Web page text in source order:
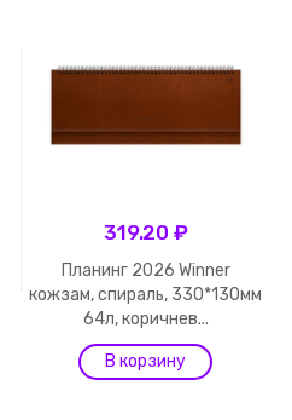
319.20 ₽
Планинг 2026 Winner
кожзам, спираль, 330*130мм
64л, коричнев...